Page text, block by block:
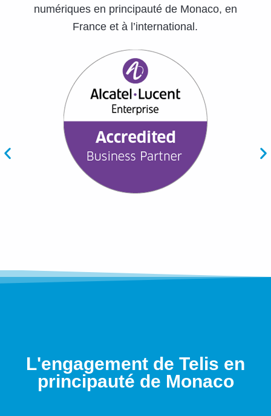
numériques en principauté de Monaco, en
France et à l’international.
L'engagement de Telis en
principauté de Monaco